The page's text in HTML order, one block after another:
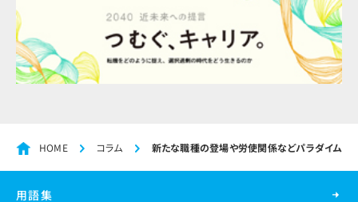
HOME コラム 新たな職種の登場や労使関係などパラダイムシ
用語集